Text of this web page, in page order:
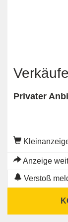
Privater
Anzeige
Verstoß